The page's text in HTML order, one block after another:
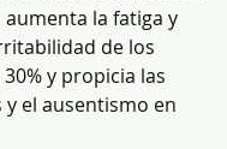
la fatiga y
de los
y propicia las
el ausentismo en